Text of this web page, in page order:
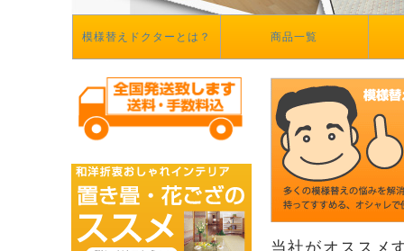
模様替えドクターとは？ 商品一覧
当社がオススメ